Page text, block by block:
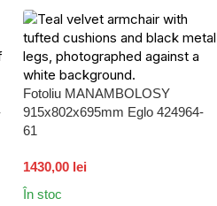
Fotoliu MANAMBOLOSY
915x802x695mm Eglo 424964-
61
1430,00 lei
În stoc